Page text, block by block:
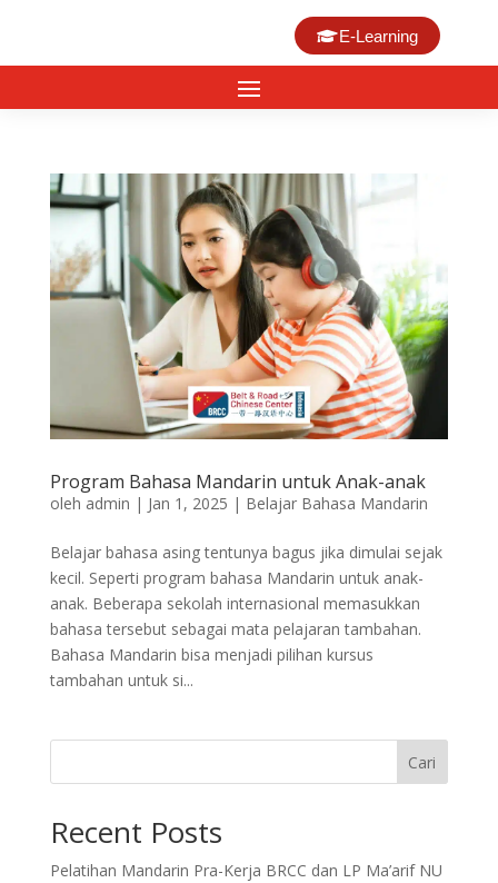
E-Learning
Program Bahasa Mandarin untuk Anak-anak
oleh admin | Jan 1, 2025 | Belajar Bahasa Mandarin
Belajar bahasa asing tentunya bagus jika dimulai sejak
kecil. Seperti program bahasa Mandarin untuk anak-
anak. Beberapa sekolah internasional memasukkan
bahasa tersebut sebagai mata pelajaran tambahan.
Bahasa Mandarin bisa menjadi pilihan kursus
tambahan untuk si...
Cari
Recent Posts
Pelatihan Mandarin Pra-Kerja BRCC dan LP Ma’arif NU